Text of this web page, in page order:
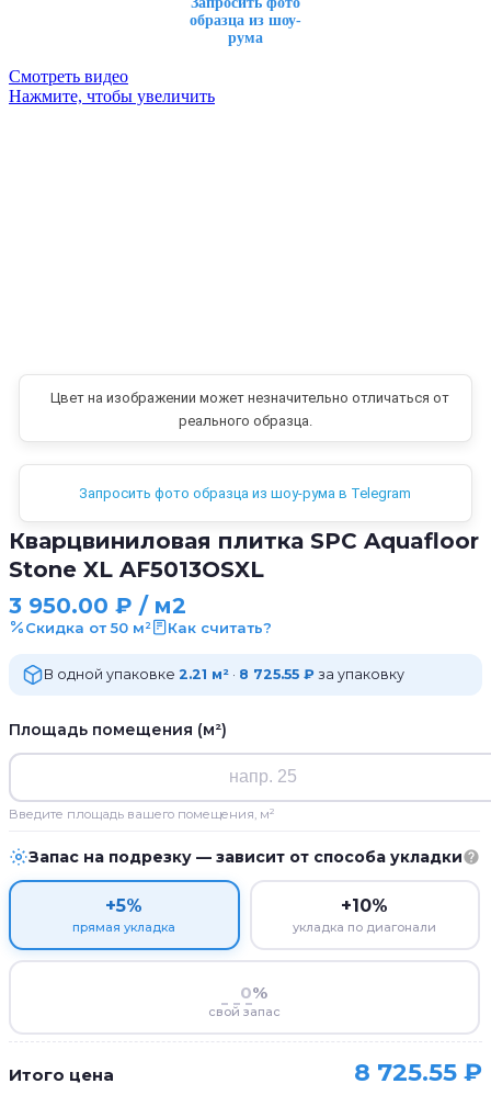
образца из шоу-
рума
Смотреть видео
Нажмите, чтобы увеличить
Цвет на изображении может незначительно отличаться от
реального образца.
Запросить фото образца из шоу-рума в Telegram
Кварцвиниловая плитка SPC Aquafloor
Stone XL AF5013OSXL
3 950.00 ₽ / м2
Скидка от 50 м² Как считать?
В одной упаковке 2.21 м² · 8 725.55 ₽ за упаковку
Площадь помещения (м²)
Введите площадь вашего помещения, м²
Запас на подрезку — зависит от способа укладки
+5%
прямая укладка
+10%
укладка по диагонали
%
свой запас
Итого цена 8 725.55 ₽